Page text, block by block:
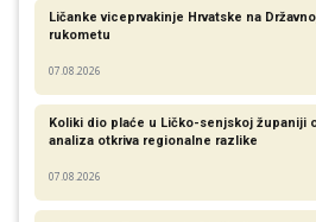
Ličanke viceprvakinje Hrvatske na
rukometu
07.08.2026
Koliki dio plaće u Ličko-senjskoj županiji
analiza otkriva regionalne razlike​
07.08.2026